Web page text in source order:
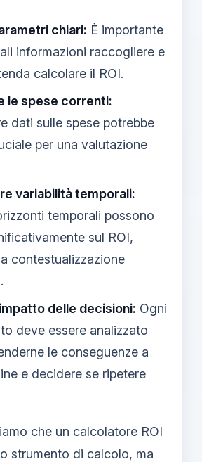
chiari: È importante
informazioni raccogliere e
calcolare il ROI.
le spese correnti:
dati sulle spese potrebbe
per una valutazione
variabilità temporali:
temporali possono
sul ROI,
contestualizzazione
delle decisioni: Ogni
deve essere analizzato
le conseguenze a
e decidere se ripetere
che un calcolatore ROI
strumento di calcolo, ma